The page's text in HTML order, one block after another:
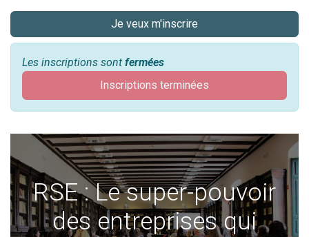
Je veux m'inscrire
Les inscriptions sont fermées
Inscriptions terminées
RSE : Le super-pouvoir
des entreprises qui